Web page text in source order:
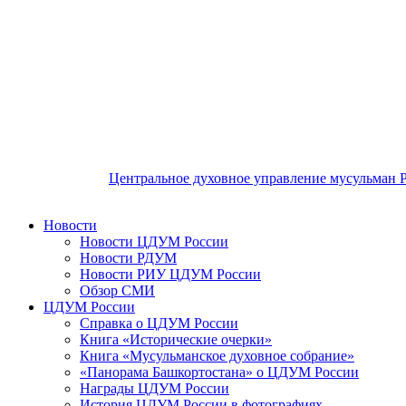
Центральное духовное управление мусульман
Новости
Новости ЦДУМ России
Новости РДУМ
Новости РИУ ЦДУМ России
Обзор СМИ
ЦДУМ России
Справка о ЦДУМ России
Книга «Исторические очерки»
Книга «Мусульманское духовное собрание»
«Панорама Башкортостана» о ЦДУМ России
Награды ЦДУМ России